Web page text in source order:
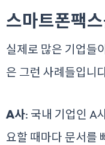
스마트폰팩
실제로 많은 기업들
은 그런 사례들입니
A사: 국내 기업인 A
요할 때마다 문서를